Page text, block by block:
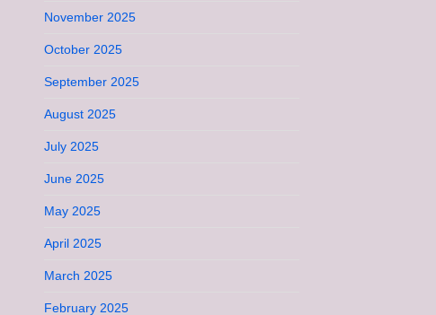
November 2025
October 2025
September 2025
August 2025
July 2025
June 2025
May 2025
April 2025
March 2025
February 2025